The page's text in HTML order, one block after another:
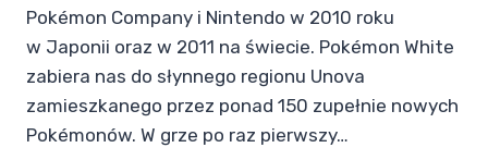
Pokémon Company i Nintendo w 2010 roku
w Japonii oraz w 2011 na świecie. Pokémon White
zabiera nas do słynnego regionu Unova
zamieszkanego przez ponad 150 zupełnie nowych
Pokémonów. W grze po raz pierwszy…